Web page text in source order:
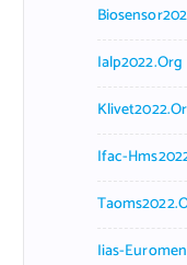
Ialp2022.org
Ifac-
Iias-